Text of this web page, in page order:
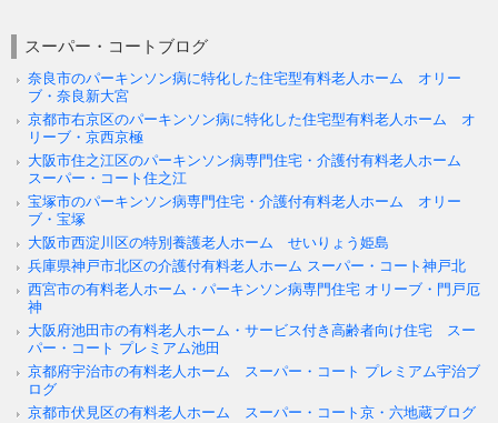
スーパー・コートブログ
奈良市のパーキンソン病に特化した住宅型有料老人ホーム オリー
ブ・奈良新大宮
京都市右京区のパーキンソン病に特化した住宅型有料老人ホーム オ
リーブ・京西京極
大阪市住之江区のパーキンソン病専門住宅・介護付有料老人ホーム
スーパー・コート住之江
宝塚市のパーキンソン病専門住宅・介護付有料老人ホーム オリー
ブ・宝塚
大阪市西淀川区の特別養護老人ホーム せいりょう姫島
兵庫県神戸市北区の介護付有料老人ホーム スーパー・コート神戸北
西宮市の有料老人ホーム・パーキンソン病専門住宅 オリーブ・門戸厄
神
大阪府池田市の有料老人ホーム・サービス付き高齢者向け住宅 スー
パー・コート プレミアム池田
京都府宇治市の有料老人ホーム スーパー・コート プレミアム宇治ブ
ログ
京都市伏見区の有料老人ホーム スーパー・コート京・六地蔵ブログ